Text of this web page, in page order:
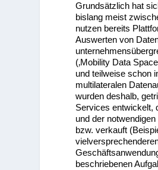
Grundsätzlich hat
bislang meist
nutzen bereits
Auswerten von
(‚Mobility Data
und teilweise schon
multilateralen
wurden deshalb,
Services entwickelt,
und der
bzw. verkauft
beschriebenen